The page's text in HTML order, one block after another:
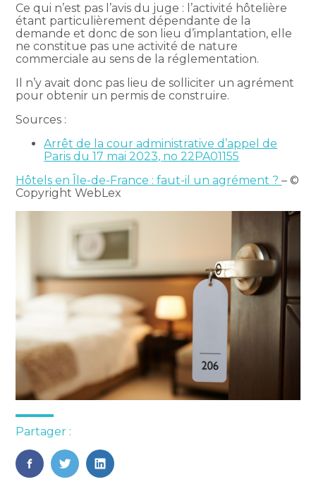
Ce qui n’est pas l’avis du juge : l’activité hôtelière
étant particulièrement dépendante de la
demande et donc de son lieu d’implantation, elle
ne constitue pas une activité de nature
commerciale au sens de la réglementation.
Il n’y avait donc pas lieu de solliciter un agrément
pour obtenir un permis de construire.
Sources :
Arrêt de la cour administrative d’appel de
Paris du 17 mai 2023, no 22PA01155
Hôtels en Île-de-France : faut-il un agrément ?– ©
Copyright WebLex
Partager :
FaceBook
TwitterLinkedIn